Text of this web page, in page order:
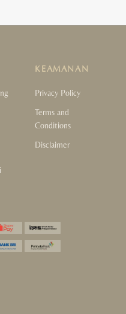
KEAMANAN
Privacy Policy
Terms and
Conditions
Disclaimer